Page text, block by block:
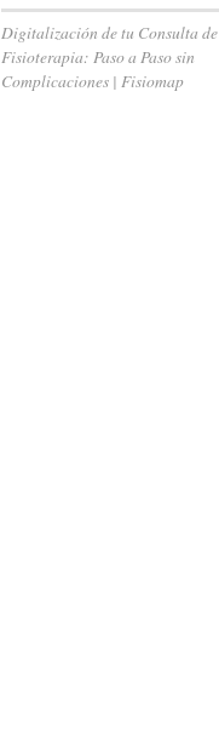
Digitalización de tu Consulta de
Fisioterapia: Paso a Paso sin
Complicaciones | Fisiomap